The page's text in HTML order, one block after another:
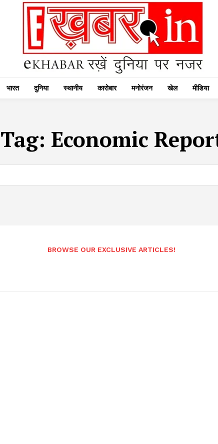
भारत दुनिया स्थानीय कारोबार मनोरंजन खेल मीडिया
Tag: Economic
BROWSE OUR EXCLUSIVE ARTICLES!